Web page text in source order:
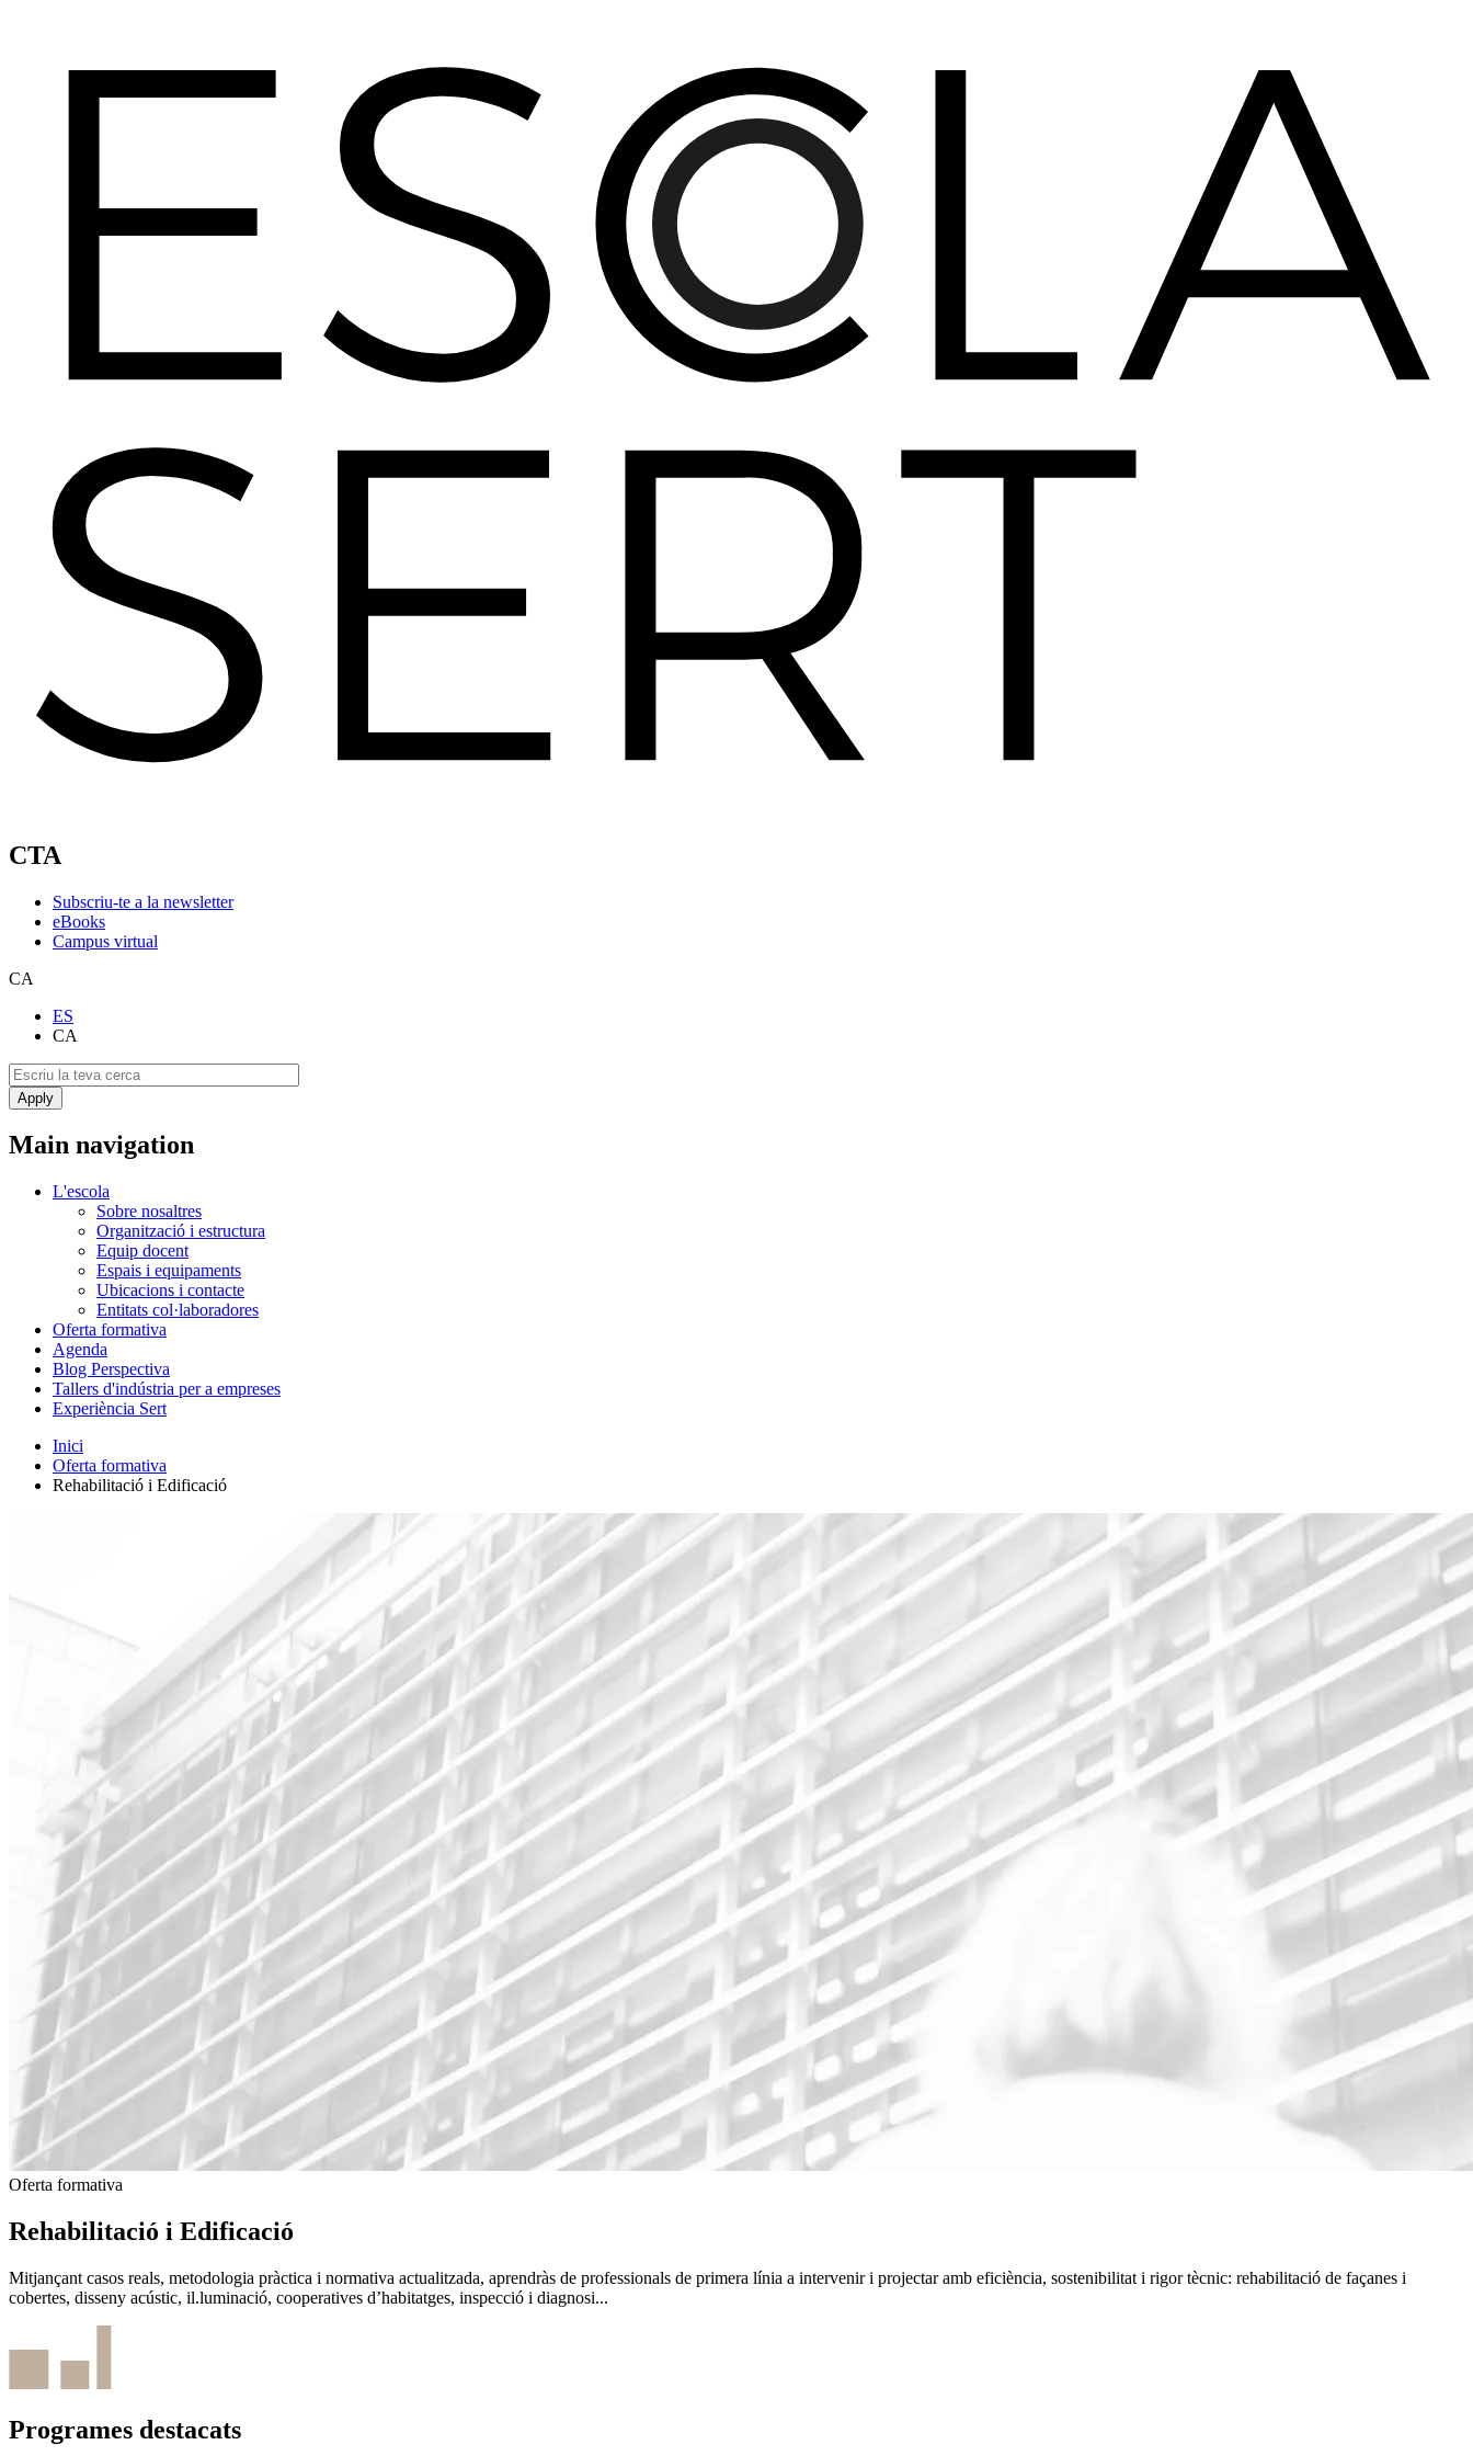
CTA
Subscriu-te a la newsletter
eBooks
Campus virtual
CA
ES
CA
Main navigation
L'escola
Sobre nosaltres
Organització i estructura
Equip docent
Espais i equipaments
Ubicacions i contacte
Entitats col·laboradores
Oferta formativa
Agenda
Blog Perspectiva
Tallers d'indústria per a empreses
Experiència Sert
Inici
Oferta formativa
Rehabilitació i Edificació
Oferta formativa
Rehabilitació i Edificació
Mitjançant casos reals, metodologia pràctica i normativa actualitzada, aprendràs de professionals de primera línia a intervenir i projectar amb eficiència, sostenibilitat i rigor tècnic: rehabilitació de façanes i
cobertes, disseny acústic, il.luminació, cooperatives d’habitatges, inspecció i diagnosi...
Programes destacats